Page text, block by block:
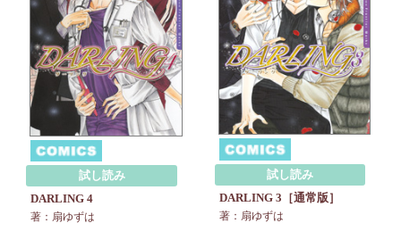
試し読み
DARLING 4
著：扇ゆずは
試し読み
DARLING 3［通常版］
著：扇ゆずは